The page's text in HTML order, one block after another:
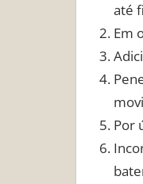
até
Em
Por